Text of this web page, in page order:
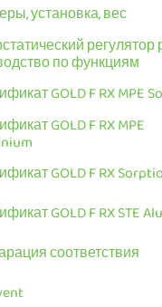
установка, вес
регулятор
по функциям
GOLD F RX MPE
GOLD F RX MPE
GOLD F RX
GOLD F RX STE
соответствия